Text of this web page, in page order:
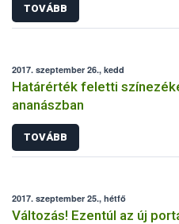
TOVÁBB
2017. szeptember 26., kedd
Határérték feletti
ananászban
TOVÁBB
2017. szeptember 25., hétfő
Változás! Ezentúl az új